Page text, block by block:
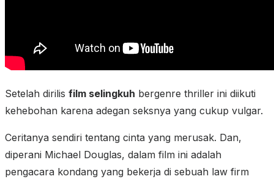
Setelah dirilis film selingkuh bergenre thriller ini diikuti
kehebohan karena adegan seksnya yang cukup vulgar.
Ceritanya sendiri tentang cinta yang merusak. Dan,
diperani Michael Douglas, dalam film ini adalah
pengacara kondang yang bekerja di sebuah law firm